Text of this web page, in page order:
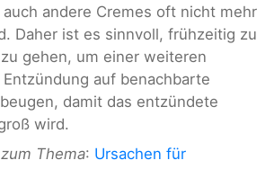
auch andere Cremes oft nicht mehr
Daher ist es sinnvoll, frühzeitig zu
zu gehen, um einer weiteren
auf benachbarte
damit das entzündete
wird.
Thema: Ursachen für